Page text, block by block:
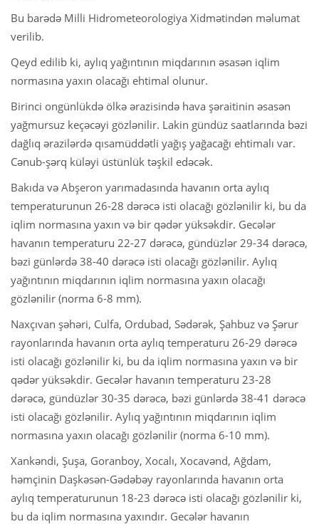
Bu barədə Milli Hidrometeorologiya Xidmətindən məlumat
verilib.
Qeyd edilib ki, aylıq yağıntının miqdarının əsasən iqlim
normasına yaxın olacağı ehtimal olunur.
Birinci ongünlükdə ölkə ərazisində hava şəraitinin əsasən
yağmursuz keçəcəyi gözlənilir. Lakin gündüz saatlarında bəzi
dağlıq ərazilərdə qısamüddətli yağış yağacağı ehtimalı var.
Cənub-şərq küləyi üstünlük təşkil edəcək.
Bakıda və Abşeron yarımadasında havanın orta aylıq
temperaturunun 26-28 dərəcə isti olacağı gözlənilir ki, bu da
iqlim normasına yaxın və bir qədər yüksəkdir. Gecələr
havanın temperaturu 22-27 dərəcə, gündüzlər 29-34 dərəcə,
bəzi günlərdə 38-40 dərəcə isti olacağı gözlənilir. Aylıq
yağıntının miqdarının iqlim normasına yaxın olacağı
gözlənilir (norma 6-8 mm).
Naxçıvan şəhəri, Culfa, Ordubad, Sədərək, Şahbuz və Şərur
rayonlarında havanın orta aylıq temperaturu 26-29 dərəcə
isti olacağı gözlənilir ki, bu da iqlim normasına yaxın və bir
qədər yüksəkdir. Gecələr havanın temperaturu 23-28
dərəcə, gündüzlər 30-35 dərəcə, bəzi günlərdə 38-41 dərəcə
isti olacağı gözlənilir. Aylıq yağıntının miqdarının iqlim
normasına yaxın olacağı gözlənilir (norma 6-10 mm).
Xankəndi, Şuşa, Goranboy, Xocalı, Xocavənd, Ağdam,
həmçinin Daşkəsən-Gədəbəy rayonlarında havanın orta
aylıq temperaturunun 18-23 dərəcə isti olacağı gözlənilir ki,
bu da iqlim normasına yaxındır. Gecələr havanın